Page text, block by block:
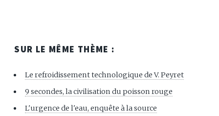
SUR LE MÊME THÈME :
Le refroidissement technologique de V. Peyret
9 secondes, la civilisation du poisson rouge
L'urgence de l'eau, enquête à la source